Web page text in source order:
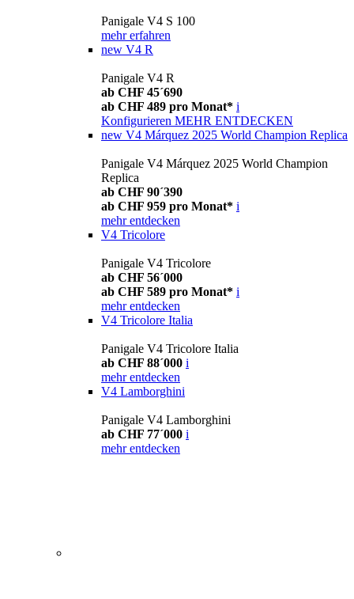
Panigale V4 S 100
mehr erfahren
new V4 R
Panigale V4 R
ab CHF 45´690
ab CHF 489 pro Monat* i
Konfigurieren MEHR ENTDECKEN
new V4 Márquez 2025 World Champion Replica
Panigale V4 Márquez 2025 World Champion
Replica
ab CHF 90´390
ab CHF 959 pro Monat* i
mehr entdecken
V4 Tricolore
Panigale V4 Tricolore
ab CHF 56´000
ab CHF 589 pro Monat* i
mehr entdecken
V4 Tricolore Italia
Panigale V4 Tricolore Italia
ab CHF 88´000 i
mehr entdecken
V4 Lamborghini
Panigale V4 Lamborghini
ab CHF 77´000 i
mehr entdecken